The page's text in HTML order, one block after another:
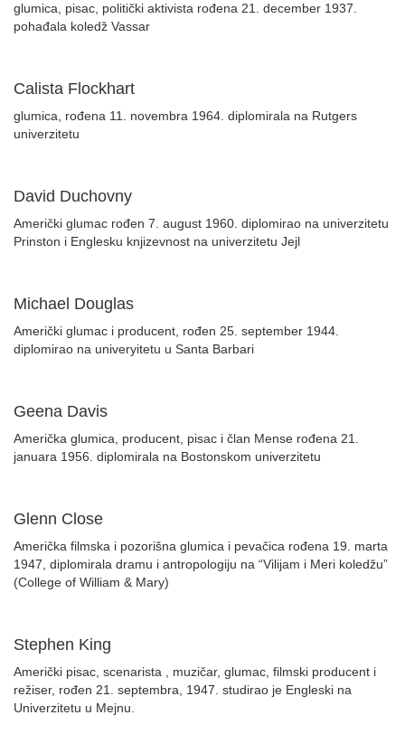
glumica, pisac, politički aktivista rođena 21. december 1937.
pohađala koledž Vassar
Calista Flockhart
glumica, rođena 11. novembra 1964. diplomirala na Rutgers
univerzitetu
David Duchovny
Američki glumac rođen 7. august 1960. diplomirao na univerzitetu
Prinston i Englesku knjizevnost na univerzitetu Jejl
Michael Douglas
Američki glumac i producent, rođen 25. september 1944.
diplomirao na univeryitetu u Santa Barbari
Geena Davis
Američka glumica, producent, pisac i član Mense rođena 21.
januara 1956. diplomirala na Bostonskom univerzitetu
Glenn Close
Američka filmska i pozorišna glumica i pevačica rođena 19. marta
1947, diplomirala dramu i antropologiju na “Vilijam i Meri koledžu”
(College of William & Mary)
Stephen King
Američki pisac, scenarista , muzičar, glumac, filmski producent i
režiser, rođen 21. septembra, 1947. studirao je Engleski na
Univerzitetu u Mejnu.